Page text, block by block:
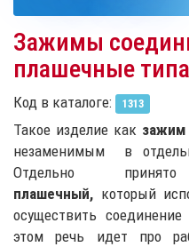
Зажимы
плашечные
Код в каталоге: 1313
Такое изделие как зажим
незаменимым в
Отдельно
плашечный, который
осуществить
этом речь идет про